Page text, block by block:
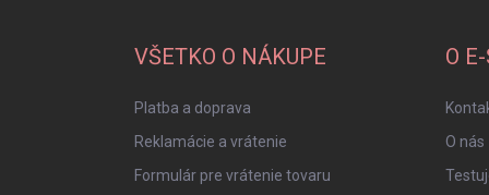
VŠETKO O NÁKUPE
Platba a doprava
Reklamácie a vrátenie
Formulár pre vrátenie tovaru
O
O nás